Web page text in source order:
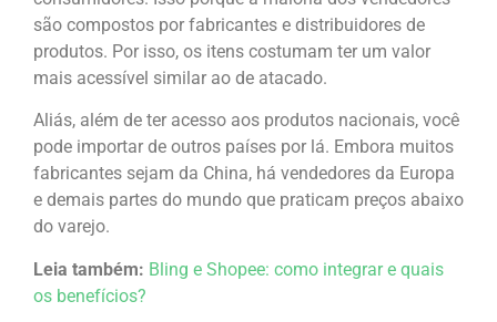
são compostos por fabricantes e distribuidores de
produtos. Por isso, os itens costumam ter um valor
mais acessível similar ao de atacado.
Aliás, além de ter acesso aos produtos nacionais, você
pode importar de outros países por lá. Embora muitos
fabricantes sejam da China, há vendedores da Europa
e demais partes do mundo que praticam preços abaixo
do varejo.
Leia também: Bling e Shopee: como integrar e quais
os benefícios?